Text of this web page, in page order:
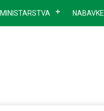
MINISTARSTVA NABAVKE